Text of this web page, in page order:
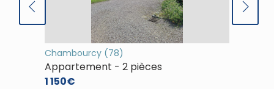
Chambourcy (78)
Appartement - 2 pièces
1 150€